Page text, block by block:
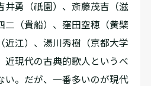
井勇（祇園）、斎藤茂吉（滋
二（貴船）、窪田空穂（黄檗
近江）、湯川秀樹（京都大学
近現代の古典的歌人というべ
い。だが、一番多いのが現代